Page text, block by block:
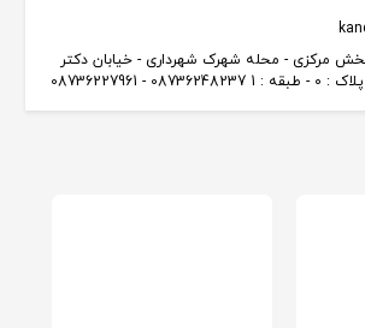
مرکزی - محله شهرک شهرداری - خیابان دکتر